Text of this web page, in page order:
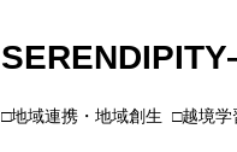
□地域連携・地域創生 □越境学